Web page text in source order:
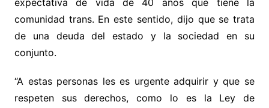
expectativa de vida de 40 años que tiene la
comunidad trans. En este sentido, dijo que se trata
de una deuda del estado y la sociedad en su
conjunto.
“A estas personas les es urgente adquirir y que se
respeten sus derechos, como lo es la Ley de